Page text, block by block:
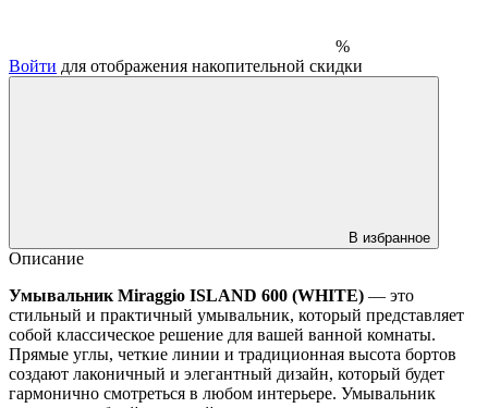
%
Войти для отображения накопительной скидки
В избранное
Описание
Умывальник Miraggio ISLAND 600 (WHITE) — это
стильный и практичный умывальник, который представляет
собой классическое решение для вашей ванной комнаты.
Прямые углы, четкие линии и традиционная высота бортов
создают лаконичный и элегантный дизайн, который будет
гармонично смотреться в любом интерьере. Умывальник